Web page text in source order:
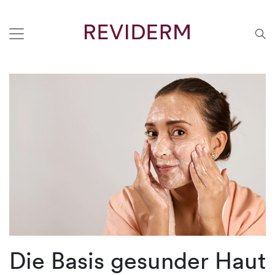
Die Basis gesunder Haut